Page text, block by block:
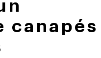
canapés